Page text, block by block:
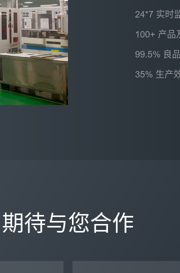
24*7 实时
100+ 产品
99.5% 良
35% 生产
期待与您合作